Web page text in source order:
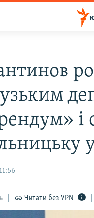
і
Читати без VPN